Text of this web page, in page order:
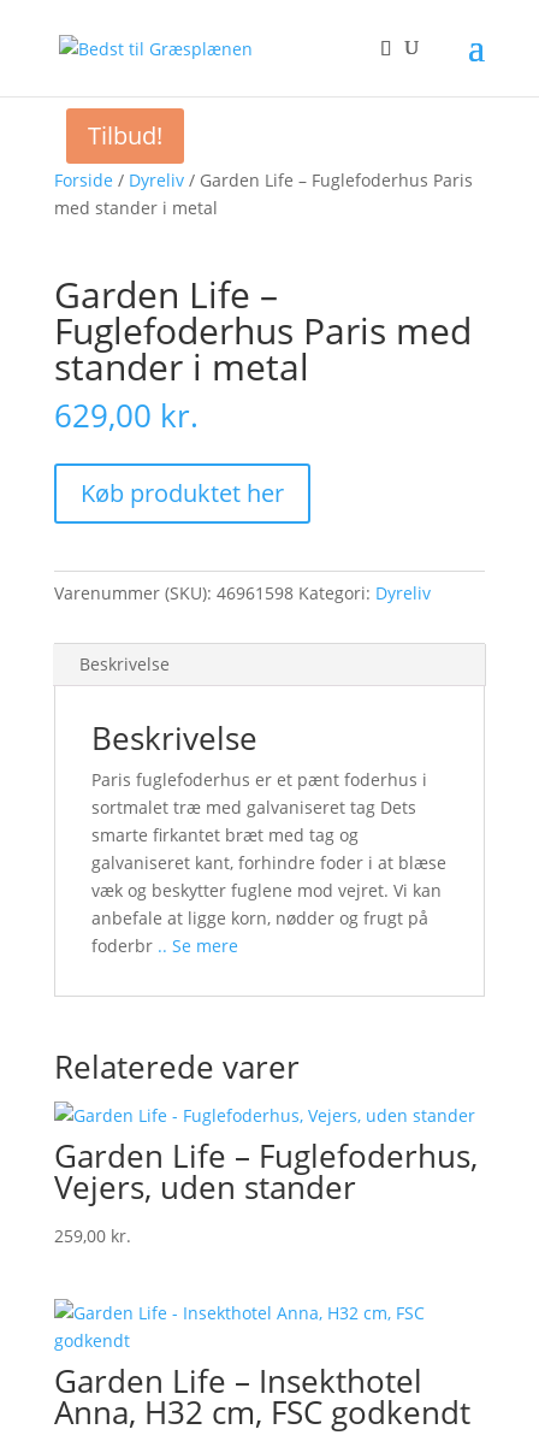
Forside / Dyreliv/ Garden Life – Fuglefoderhus Paris
med stander i metal
Garden Life –
Fuglefoderhus Paris med
stander i metal
629,00 kr.
Køb produktet her
Varenummer (SKU): 46961598 Kategori: Dyreliv
Beskrivelse
Beskrivelse
Paris fuglefoderhus er et pænt foderhus i
sortmalet træ med galvaniseret tag Dets
smarte firkantet bræt med tag og
galvaniseret kant, forhindre foder i at blæse
væk og beskytter fuglene mod vejret. Vi kan
anbefale at ligge korn, nødder og frugt på
foderbr.. Se mere
Relaterede varer
Garden Life – Fuglefoderhus,
Vejers, uden stander
259,00 kr.
Tilbud!
Garden Life – Insekthotel
Anna, H32 cm, FSC godkendt